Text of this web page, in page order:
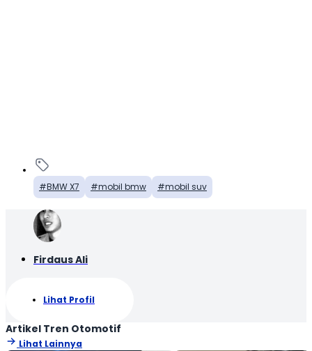
BMW X7 mobil bmw mobil suv
Firdaus Ali
Lihat Profil
Artikel Tren Otomotif
Lihat Lainnya